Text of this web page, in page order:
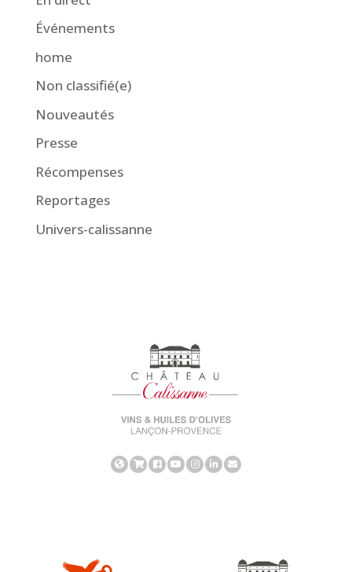
Événements
home
Non classifié(e)
Nouveautés
Presse
Récompenses
Reportages
Univers-calissanne